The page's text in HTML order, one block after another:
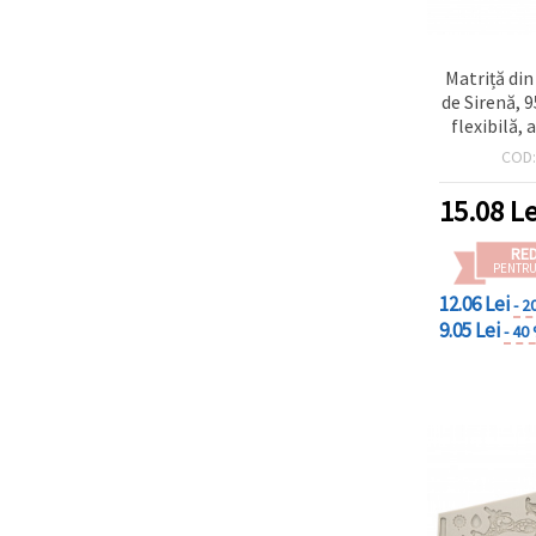
Matriță
de Sirenă,
flexibilă,
tematică
pastă de
COD:
15.08
12.06 Lei-
9.05 Lei- 40